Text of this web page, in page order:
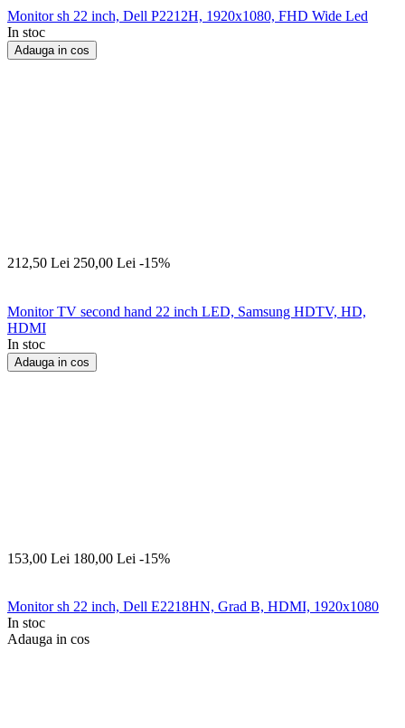
Monitor sh 22 inch, Dell P2212H, 1920x1080, FHD Wide Led
In stoc
Adauga in cos
212,50 Lei 250,00 Lei -15%
Monitor TV second hand 22 inch LED, Samsung HDTV, HD,
HDMI
In stoc
Adauga in cos
153,00 Lei 180,00 Lei -15%
Monitor sh 22 inch, Dell E2218HN, Grad B, HDMI, 1920x1080
In stoc
Adauga in cos